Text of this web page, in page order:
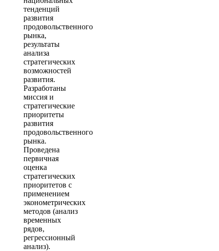
тенденций
развития
продовольственного
рынка,
результаты
анализа
стратегических
возможностей
развития.
Разработаны
миссия и
стратегические
приоритеты
развития
продовольственного
рынка.
Проведена
первичная
оценка
стратегических
приоритетов с
применением
эконометрических
методов (анализ
временных
рядов,
регрессионный
анализ).